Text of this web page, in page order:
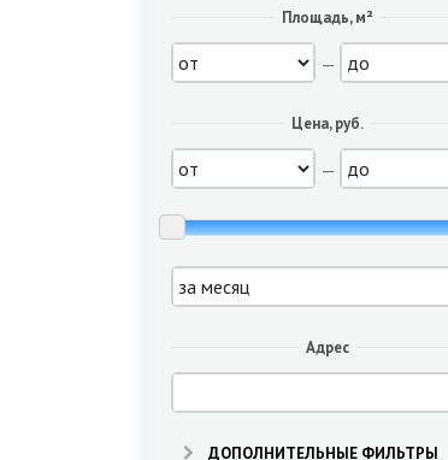
Площадь, м²
—
Цена, руб.
—
Адрес
ДОПОЛНИТЕЛЬНЫЕ ФИЛЬТРЫ